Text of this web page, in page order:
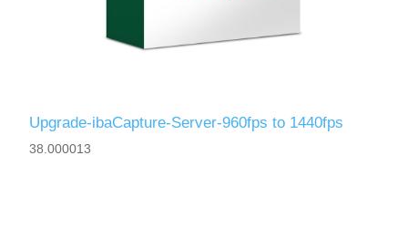
Upgrade-ibaCapture-Server-960fps to 1440fps
38.000013